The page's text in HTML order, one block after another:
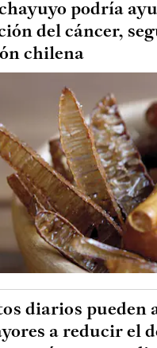
podría
del cáncer,
chilena
diarios pueden
a reducir el